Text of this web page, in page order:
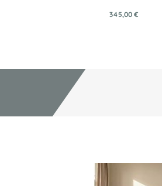
345,00 €